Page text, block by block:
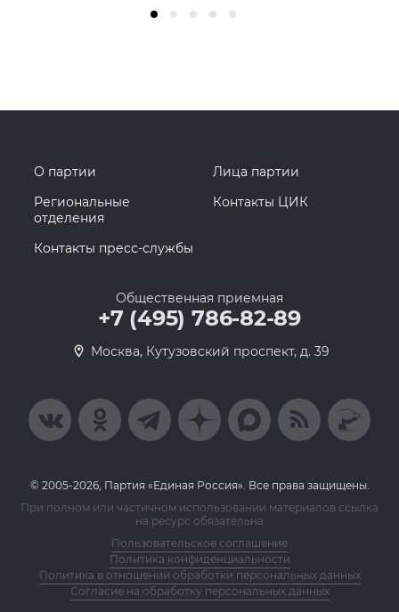
О партии
Лица партии
Региональные
отделения
Контакты ЦИК
Контакты пресс-службы
Общественная приемная
+7 (495) 786-82-89
Москва, Кутузовский проспект, д. 39
© 2005-2026, Партия «Единая Россия». Все права защищены.
При полном или частичном использовании материалов ссылка
на ресурс обязательна
Пользовательское соглашение
Политика конфиденциальности
Политика в отношении обработки персональных данных
Согласие на обработку персональных данных